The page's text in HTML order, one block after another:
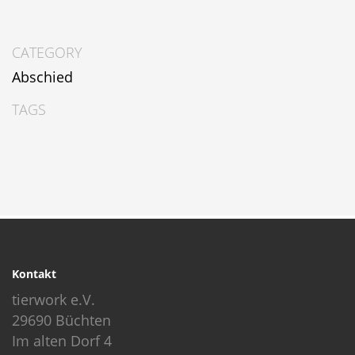
CATEGORY
Abschied
TAGS
Kontakt
tierwork e.V.
29690 Büchten
Im alten Dorf 4